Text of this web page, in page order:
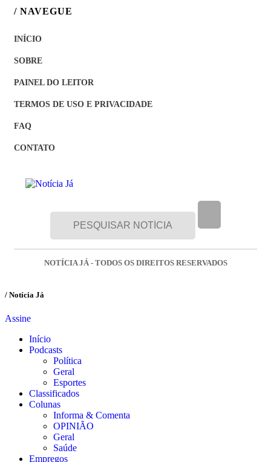
/ NAVEGUE
INÍCIO
SOBRE
PAINEL DO LEITOR
TERMOS DE USO E PRIVACIDADE
FAQ
CONTATO
NOTÍCIA JÁ - TODOS OS DIREITOS RESERVADOS
/ Notícia Já
Assine
Início
Podcasts
Política
Geral
Esportes
Classificados
Colunas
Informa & Comenta
OPINIÃO
Geral
Saúde
Empregos